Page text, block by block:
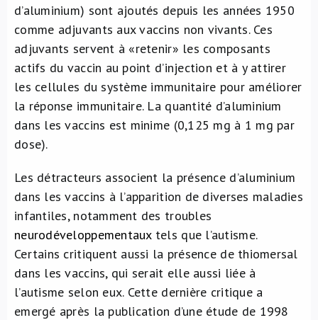
d’aluminium) sont ajoutés depuis les années 1950
comme adjuvants aux vaccins non vivants. Ces
adjuvants servent à «retenir» les composants
actifs du vaccin au point d’injection et à y attirer
les cellules du système immunitaire pour améliorer
la réponse immunitaire. La quantité d’aluminium
dans les vaccins est minime (0,125 mg à 1 mg par
dose).
Les détracteurs associent la présence d’aluminium
dans les vaccins à l’apparition de diverses maladies
infantiles, notamment des troubles
neurodéveloppementaux tels que l’autisme.
Certains critiquent aussi la présence de thiomersal
dans les vaccins, qui serait elle aussi liée à
l’autisme selon eux. Cette dernière critique a
emergé après la publication d’une étude de 1998